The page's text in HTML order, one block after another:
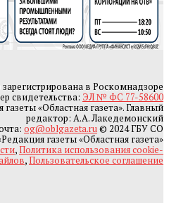
зарегистрирована в Роскомнадзоре
свидетельства: ЭЛ № ФС 77-58600
«Областная газета». Главный
редактор: А.А. Лакедемонский
og@oblgazeta.ru© 2024 ГБУ СО
газеты «Областная газета»
,Политика использования cookie-
,Пользовательское соглашение